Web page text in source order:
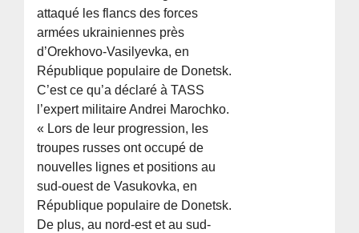
attaqué les flancs des forces
armées ukrainiennes près
d’Orekhovo-Vasilyevka, en
République populaire de Donetsk.
C’est ce qu’a déclaré à TASS
l’expert militaire Andrei Marochko.
« Lors de leur progression, les
troupes russes ont occupé de
nouvelles lignes et positions au
sud-ouest de Vasukovka, en
République populaire de Donetsk.
De plus, au nord-est et au sud-